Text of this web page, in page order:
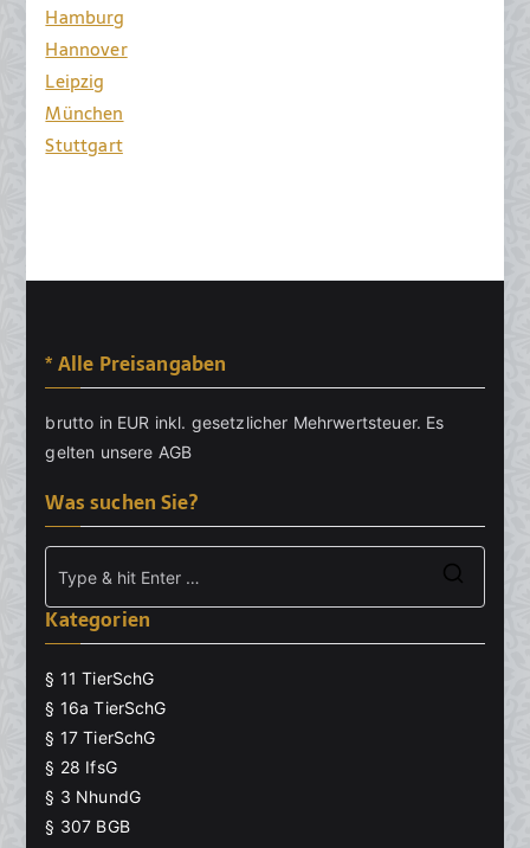
Hamburg
Hannover
Leipzig
München
Stuttgart
* Alle Preisangaben
brutto in EUR inkl. gesetzlicher Mehrwertsteuer. Es
gelten unsere AGB
Was suchen Sie?
Kategorien
§ 11 TierSchG
§ 16a TierSchG
§ 17 TierSchG
§ 28 IfsG
§ 3 NhundG
§ 307 BGB